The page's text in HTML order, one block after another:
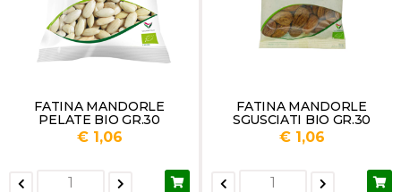
FATINA MANDORLE
PELATE BIO GR.30
€ 1,06
FATINA MANDORLE
SGUSCIATI BIO GR.30
€ 1,06